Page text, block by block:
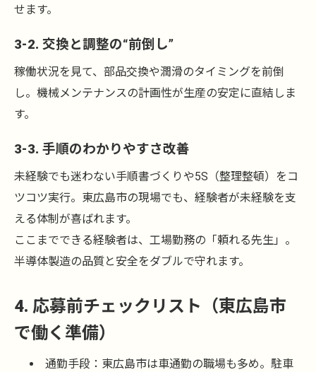
せます。
3-2. 交換と調整の“前倒し”
稼働状況を見て、部品交換や潤滑のタイミングを前倒
し。機械メンテナンスの計画性が生産の安定に直結しま
す。
3-3. 手順のわかりやすさ改善
未経験でも迷わない手順書づくりや5S（整理整頓）をコ
ツコツ実行。東広島市の現場でも、経験者が未経験を支
える体制が喜ばれます。
ここまでできる経験者は、工場勤務の「頼れる先生」。
半導体製造の品質と安全をダブルで守れます。
4. 応募前チェックリスト（東広島市
で働く準備）
通勤手段：東広島市は車通勤の職場も多め。駐車